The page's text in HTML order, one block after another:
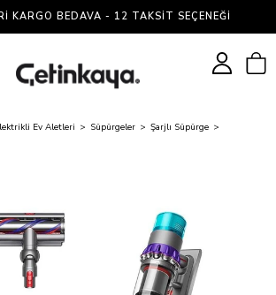
KARGO BEDAVA - 12 TAKSIT SEÇENEĞI
Ev Aletleri Süpürgeler Şarjlı Süpürge